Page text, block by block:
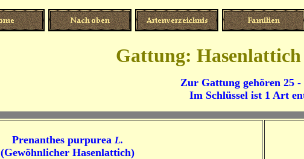
Gattung: Hasenlattich
Zur Gattung gehören 25 -
Im Schlüssel ist 1 Art
Prenanthes purpurea L.
(Gewöhnlicher Hasenlattich)